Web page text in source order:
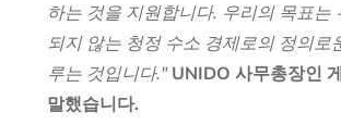
하는 것을 지원합니다. 우리의 목표는
되지 않는 청정 수소 경제로의 정의로
루는 것입니다." UNIDO 사무총장인
말했습니다.